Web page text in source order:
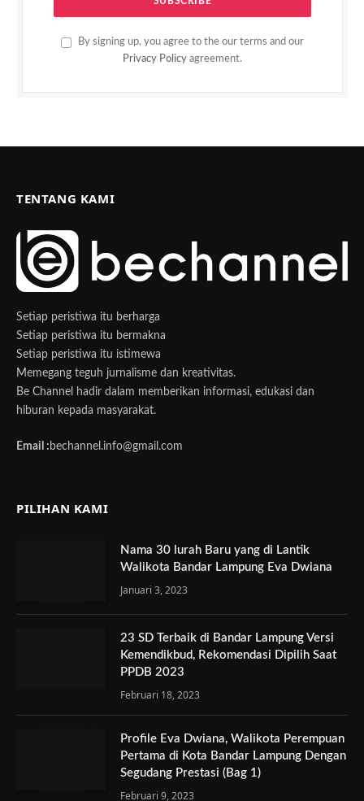
By signing up, you agree to the our terms and our
Privacy Policy agreement.
TENTANG KAMI
Setiap peristiwa itu berharga
Setiap peristiwa itu bermakna
Setiap peristiwa itu istimewa
Memegang teguh jurnalisme dan kreativitas.
Be Channel hadir dalam memberikan informasi, edukasi dan
hiburan kepada masyarakat.
Email : bechannel.info@gmail.com
PILIHAN KAMI
Nama 30 lurah Baru yang di Lantik
Walikota Bandar Lampung Eva Dwiana
Januari 3, 2023
23 SD Terbaik di Bandar Lampung Versi
Kemendikbud, Rekomendasi Dipilih Saat
PPDB 2023
Februari 18, 2023
Profile Eva Dwiana, Walikota Perempuan
Pertama di Kota Bandar Lampung Dengan
Segudang Prestasi (Bag 1)
Februari 9, 2023